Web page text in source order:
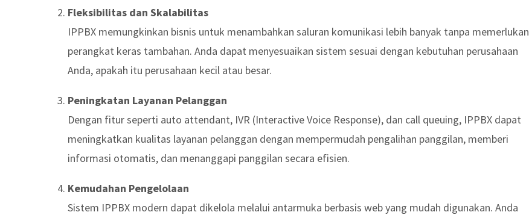
Fleksibilitas dan Skalabilitas
IPPBX memungkinkan bisnis untuk menambahkan saluran komunikasi lebih banyak tanpa memerlukan
perangkat keras tambahan. Anda dapat menyesuaikan sistem sesuai dengan kebutuhan perusahaan
Anda, apakah itu perusahaan kecil atau besar.
Peningkatan Layanan Pelanggan
Dengan fitur seperti auto attendant, IVR (Interactive Voice Response), dan call queuing, IPPBX dapat
meningkatkan kualitas layanan pelanggan dengan mempermudah pengalihan panggilan, memberi
informasi otomatis, dan menanggapi panggilan secara efisien.
Kemudahan Pengelolaan
Sistem IPPBX modern dapat dikelola melalui antarmuka berbasis web yang mudah digunakan. Anda